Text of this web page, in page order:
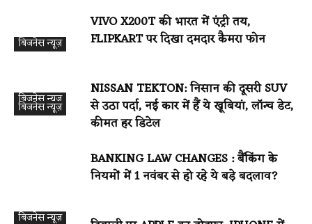
बिजनेस न्यूज़
बिजनेस न्यूज़
बिजनेस न्यूज़
VIVO X200T की भारत में एंट्री तय,
FLIPKART पर दिखा दमदार कैमरा फोन
बिजनेस न्यूज़
NISSAN TEKTON: निसान की दूसरी SUV
से उठा पर्दा, नई कार में हैं ये खूबियां, लॉन्च डेट,
कीमत हर डिटेल
BANKING LAW CHANGES : बैंकिंग के
नियमों में 1 नवंबर से हो रहे ये बड़े बदलाव?